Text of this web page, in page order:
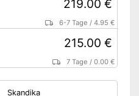
219.00 €
6-7 Tage /4.95 €
215.00 €
7 Tage /0.00 €
Skandika